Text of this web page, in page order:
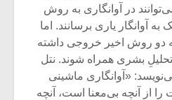
در آوانگاری به روش
به آوانگار یاری برسانند. اما
به دو روش اخیر خروجی داشته
تحلیلِ بشری همراه شوند. نتل
می‌نویسد: «آوانگاری ماشینی
را از آنچه بی‌معنا است، آنچه